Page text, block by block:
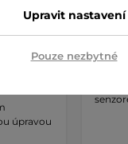
úpravou
Upravit nastavení
Pouze nezbytné